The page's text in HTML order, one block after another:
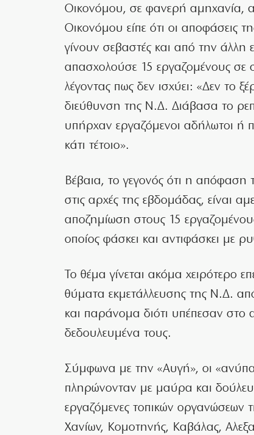
Οικονόμου, σε φανερή αμηχανία,
Οικονόμου είπε ότι οι αποφάσεις
γίνουν σεβαστές και από την άλλη
απασχολούσε 15 εργαζομένους σε
λέγοντας πως δεν ισχύει: «Δεν το
διεύθυνση της Ν.Δ. Διάβασα το
υπήρχαν εργαζόμενοι αδήλωτοι
κάτι τέτοιο».
Βέβαια, το γεγονός ότι η απόφαση
στις αρχές της εβδομάδας, είναι
αποζημίωση στους 15
οποίος φάσκει και αντιφάσκει με
Το θέμα γίνεται ακόμα χειρότερο
θύματα εκμετάλλευσης της Ν.Δ.
και παράνομα διότι υπέπεσαν
δεδουλευμένα τους.
Σύμφωνα με την «Αυγή», οι
πληρώνονταν με μαύρα και
εργαζόμενες τοπικών
Χανίων, Κομοτηνής, Καβάλας,